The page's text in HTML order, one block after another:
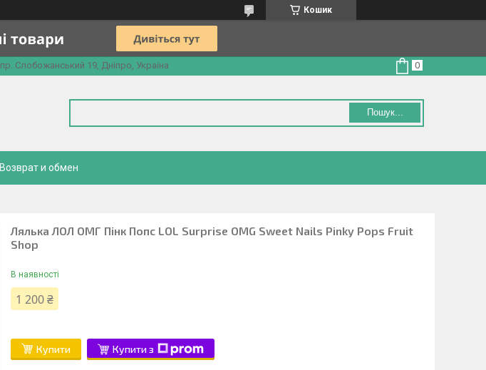
Кошик
пр. Слобожанський 19, Дніпро, Україна
Пошук...
Возврат и обмен
Лялька ЛОЛ ОМГ Пінк Попс LOL Surprise OMG Sweet Nails Pinky Pops Fruit
Shop
В наявності
1 200 ₴
Купити Купити з